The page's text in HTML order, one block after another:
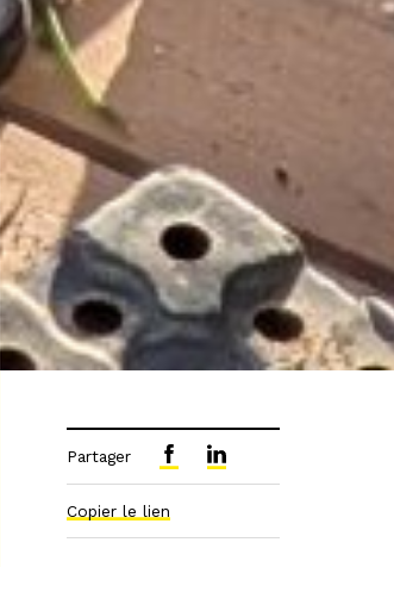
Partager
Copier le lien